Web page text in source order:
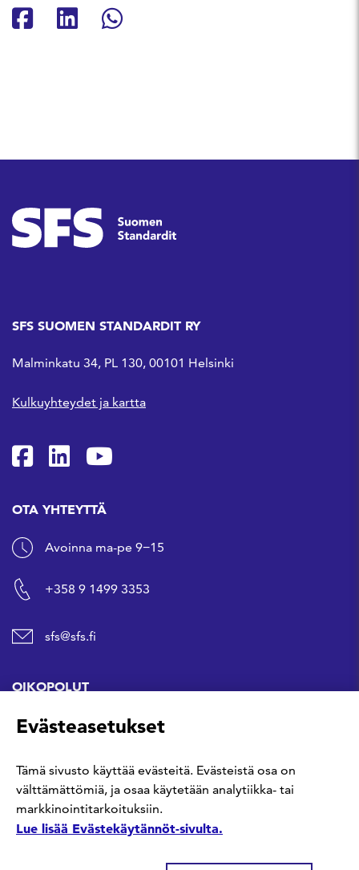
Jaa Facebookissa
Jaa Linkedinissä
Jaa Whatsappissa
SFS SUOMEN STANDARDIT RY
Malminkatu 34, PL 130, 00101 Helsinki
Kulkuyhteydet ja kartta
SFS Facebookissa
SFS Linkedinissä
SFS Youtubessa
OTA YHTEYTTÄ
Avoinna ma-pe 9−15
+358 9 1499 3353
sfs@sfs.fi
OIKOPOLUT
Hanki standardi
Kommentoi tekeillä olevia standardeja
Evästeasetukset
Tämä sivusto käyttää evästeitä. Evästeistä osa on
välttämättömiä, ja osaa käytetään analytiikka- tai
markkinointitarkoituksiin.
Lue lisää Evästekäytännöt-sivulta.